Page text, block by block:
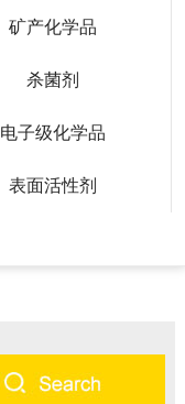
矿产化学品
杀菌剂
电子级化学品
表面活性剂